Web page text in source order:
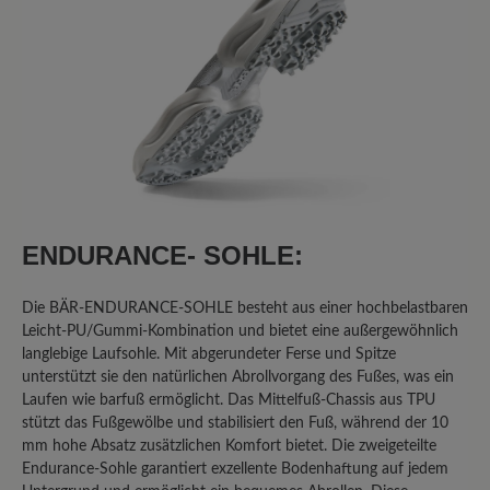
2
Bewertung mit 3 von 5 Sternen
nur 3 Sterne
Verarbeitung ist so weit OK. Die
und nicht alltagstauglich. Sie besteht
aus kleinen Stollen, in denen sich
Steinchen und Splitt festsetzen. Man
kommt damit sehr schnell ins Rutschen.
Der Preis für die Schuhe ist
unangemessen hoch. Meine
Reklamation wurde von Bär leider
abgewiesen und der Umtausch
ENDURANCE- SOHLE:
Die BÄR-ENDURANCE-SOHLE besteht aus einer hochbelastbaren
Leicht-PU/Gummi-Kombination und bietet eine außergewöhnlich
langlebige Laufsohle. Mit abgerundeter Ferse und Spitze
unterstützt sie den natürlichen Abrollvorgang des Fußes, was ein
Laufen wie barfuß ermöglicht. Das Mittelfuß-Chassis aus TPU
stützt das Fußgewölbe und stabilisiert den Fuß, während der 10
mm hohe Absatz zusätzlichen Komfort bietet. Die zweigeteilte
Endurance-Sohle garantiert exzellente Bodenhaftung auf jedem